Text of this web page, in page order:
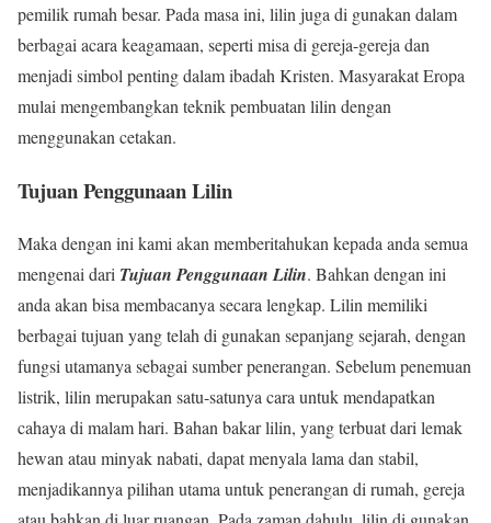
pemilik rumah besar. Pada masa ini, lilin juga di gunakan dalam
berbagai acara keagamaan, seperti misa di gereja-gereja dan
menjadi simbol penting dalam ibadah Kristen. Masyarakat Eropa
mulai mengembangkan teknik pembuatan lilin dengan
menggunakan cetakan.
Tujuan Penggunaan Lilin
Maka dengan ini kami akan memberitahukan kepada anda semua
mengenai dari Tujuan Penggunaan Lilin. Bahkan dengan ini
anda akan bisa membacanya secara lengkap. Lilin memiliki
berbagai tujuan yang telah di gunakan sepanjang sejarah, dengan
fungsi utamanya sebagai sumber penerangan. Sebelum penemuan
listrik, lilin merupakan satu-satunya cara untuk mendapatkan
cahaya di malam hari. Bahan bakar lilin, yang terbuat dari lemak
hewan atau minyak nabati, dapat menyala lama dan stabil,
menjadikannya pilihan utama untuk penerangan di rumah, gereja